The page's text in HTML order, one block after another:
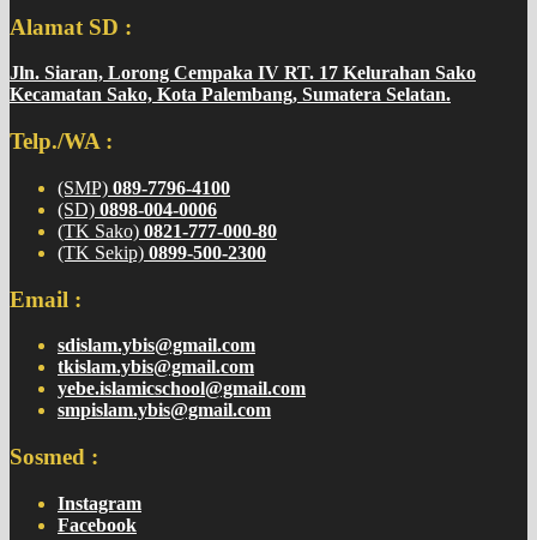
Alamat SD :
Jln. Siaran, Lorong Cempaka IV RT. 17 Kelurahan Sako
Kecamatan Sako, Kota Palembang, Sumatera Selatan.
Telp./WA :
(SMP) 089-7796-4100
(SD) 0898-004-0006
(TK Sako) 0821-777-000-80
(TK Sekip) 0899-500-2300
Email :
sdislam.ybis@gmail.com
tkislam.ybis@gmail.com
yebe.islamicschool@gmail.com
smpislam.ybis@gmail.com
Sosmed :
Instagram
Facebook